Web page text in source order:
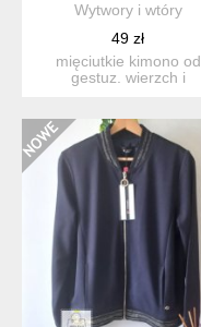
Wytwory i wtóry
49 zł
mięciutkie kimono od
gestuz. wierzch i